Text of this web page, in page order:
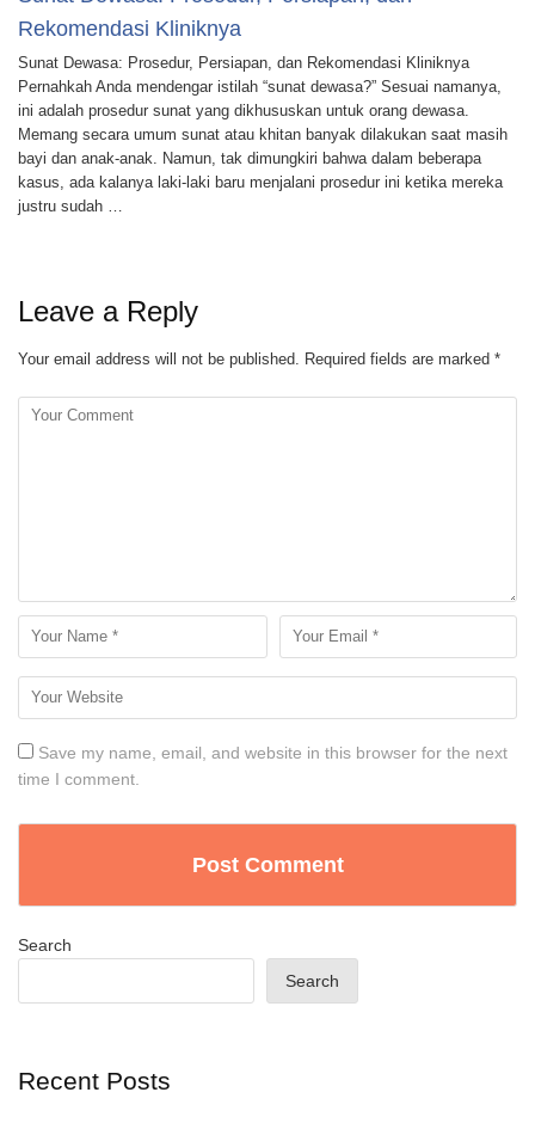
Rekomendasi Kliniknya
Sunat Dewasa: Prosedur, Persiapan, dan Rekomendasi Kliniknya
Pernahkah Anda mendengar istilah “sunat dewasa?” Sesuai namanya,
ini adalah prosedur sunat yang dikhususkan untuk orang dewasa.
Memang secara umum sunat atau khitan banyak dilakukan saat masih
bayi dan anak-anak. Namun, tak dimungkiri bahwa dalam beberapa
kasus, ada kalanya laki-laki baru menjalani prosedur ini ketika mereka
justru sudah …
Leave a Reply
Your email address will not be published. Required fields are marked *
Save my name, email, and website in this browser for the next
time I comment.
Search
Search
Recent Posts